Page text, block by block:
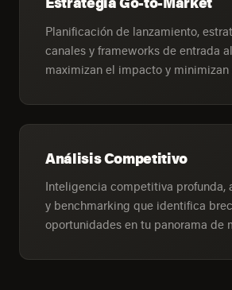
Planificación de lanzamiento,
canales y frameworks de entrada
maximizan el impacto y minimizan
Análisis Competitivo
Inteligencia competitiva profunda,
y benchmarking que identifica
oportunidades en tu panorama de